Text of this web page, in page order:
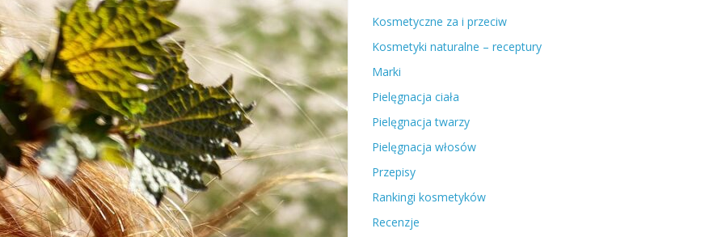
Kosmetyczne za i przeciw
Kosmetyki naturalne – receptury
Marki
Pielęgnacja ciała
Pielęgnacja twarzy
Pielęgnacja włosów
Przepisy
Rankingi kosmetyków
Recenzje